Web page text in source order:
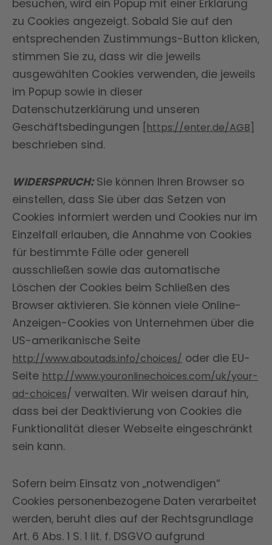
besuchen, wird ein Popup mit einer Erklärung
zu Cookies angezeigt. Sobald Sie auf den
entsprechenden Zustimmungs-Button klicken,
stimmen Sie zu, dass wir die jeweils
ausgewählten Cookies verwenden, die jeweils
im Popup sowie in dieser
Datenschutzerklärung und unseren
Geschäftsbedingungen
[https://enter.de/AGB]
beschrieben sind.
WIDERSPRUCH:Sie können Ihren Browser so
einstellen, dass Sie über das Setzen von
Cookies informiert werden und Cookies nur im
Einzelfall erlauben, die Annahme von Cookies
für bestimmte Fälle oder generell
ausschließen sowie das automatische
Löschen der Cookies beim Schließen des
Browser aktivieren. Sie können viele Online-
Anzeigen-Cookies von Unternehmen über die
US-amerikanische Seite
http://www.aboutads.info/choices/ oder die EU-
Seite http://www.youronlinechoices.com/uk/your-
ad-choices/ verwalten. Wir weisen darauf hin,
dass bei der Deaktivierung von Cookies die
Funktionalität dieser Webseite eingeschränkt
sein kann.
Sofern beim Einsatz von „notwendigen“
Cookies personenbezogene Daten verarbeitet
werden, beruht dies auf der Rechtsgrundlage
Art. 6 Abs. 1 S. 1 lit. f. DSGVO aufgrund